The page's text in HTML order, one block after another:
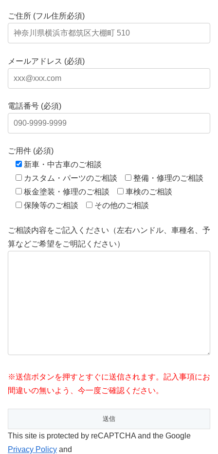
ご住所 (フル住所必須)
メールアドレス (必須)
電話番号 (必須)
ご用件 (必須)
新車・中古車のご相談
カスタム・パーツのご相談
整備・修理のご相談
板金塗装・修理のご相談
車検のご相談
保険等のご相談
その他のご相談
ご相談内容をご記入ください（左右ハンドル、車種名、予
算などご希望をご明記ください）
※送信ボタンを押すとすぐに送信されます。記入事項にお
間違いの無いよう、今一度ご確認ください。
This site is protected by reCAPTCHA and the Google
Privacy Policy and